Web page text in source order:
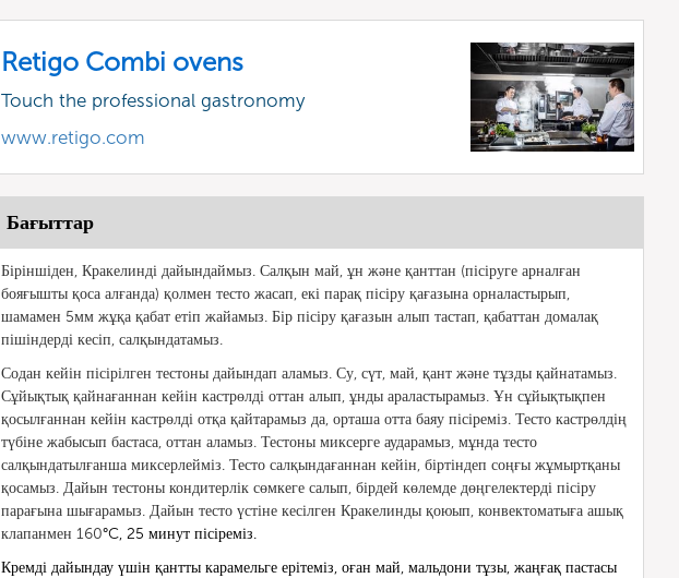
Retigo Combi ovens
Touch the professional gastronomy
www.retigo.com
Бағыттар
Біріншіден, Кракелинді дайындаймыз. Салқын май, ұн және қанттан (пісіруге арналған
бояғышты қоса алғанда) қолмен тесто жасап, екі парақ пісіру қағазына орналастырып,
шамамен 5мм жұқа қабат етіп жайамыз. Бір пісіру қағазын алып тастап, қабаттан домалақ
пішіндерді кесіп, салқындатамыз.
Содан кейін пісірілген тестоны дайындап аламыз. Су, сүт, май, қант және тұзды қайнатамыз.
Сұйықтық қайнағаннан кейін кастрөлді оттан алып, ұнды араластырамыз. Ұн сұйықтықпен
қосылғаннан кейін кастрөлді отқа қайтарамыз да, орташа отта баяу пісіреміз. Тесто кастрөлдің
түбіне жабысып бастаса, оттан аламыз. Тестоны миксерге аударамыз, мұнда тесто
салқындатылғанша миксерлейміз. Тесто салқындағаннан кейін, біртіндеп соңғы жұмыртқаны
қосамыз. Дайын тестоны кондитерлік сөмкеге салып, бірдей көлемде дөңгелектерді пісіру
парағына шығарамыз. Дайын тесто үстіне кесілген Кракелинды қоюып, конвектоматыға ашық
клапанмен 160°C, 25 минут пісіреміз.
Кремді дайындау үшін қантты карамельге ерітеміз, оған май, мальдони тұзы, жаңғақ пастасы